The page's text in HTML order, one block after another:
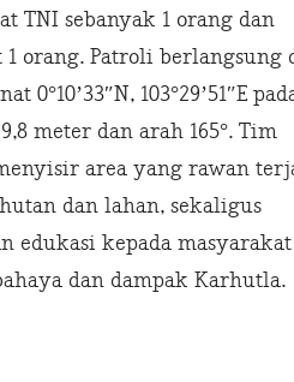
TNI sebanyak 1 orang dan
1 orang. Patroli berlangsung
0°10’33″N, 103°29’51″E
meter dan arah 165°. Tim
area yang rawan
dan lahan, sekaligus
edukasi kepada masyarakat
dan dampak Karhutla.